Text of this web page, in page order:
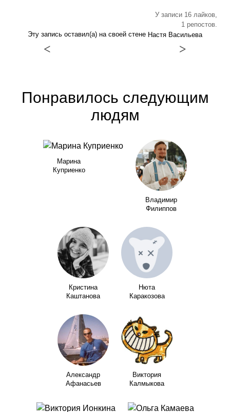
У записи 16 лайков,
1 репостов.
Эту запись оставил(а) на своей стене Настя Васильева
< >
Понравилось следующим
людям
Марина
Куприенко
Владимир
Филиппов
Кристина
Каштанова
Нюта
Каракозова
Александр
Афанасьев
Виктория
Калмыкова